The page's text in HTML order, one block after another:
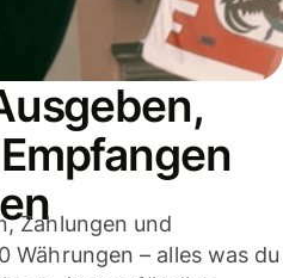
Zahlungen und
Währungen – alles was du